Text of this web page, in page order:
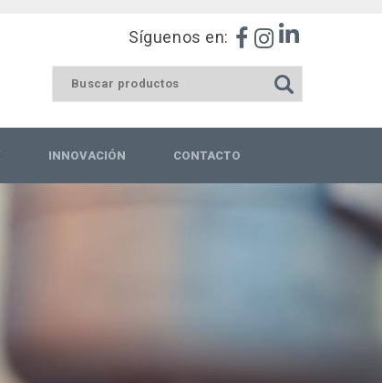
Síguenos en:
INNOVACIÓN CONTACTO